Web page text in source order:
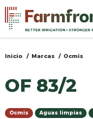
Pasar
contenido
principal
Usted
aquí
Inicio Marcas Ocmis
OF 83/2
Ocmis Aguas limpias